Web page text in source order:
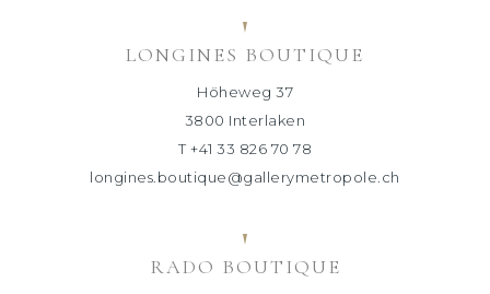
LONGINES BOUTIQUE
Höheweg 37
3800 Interlaken
T +41 33 826 70 78
longines.boutique@gallerymetropole.ch
RADO BOUTIQUE